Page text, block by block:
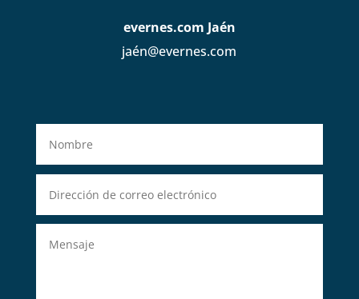
evernes.com Jaén
jaén@evernes.com